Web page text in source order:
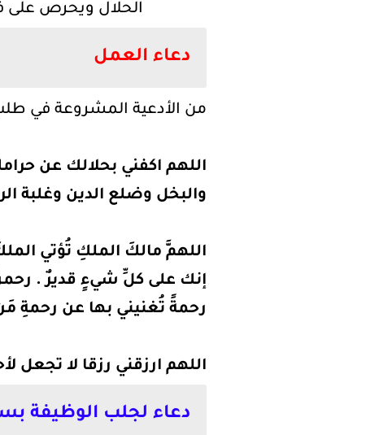
الحلال ويحرص على
دعاء العمل
من الأدعية المشروعة في
اللهم اكفني بحلالك عن
والبخل وضلع الدين وغلبة
اللهمَّ مالكَ الملكِ تُؤتي
إنك على كلِّ شيءٍ قديرٌ .
رحمةً تُغنيني بها عن رحمةِ
اللهم ارزقني رزقا لا تجعل
دعاء لجلب الوظيفة